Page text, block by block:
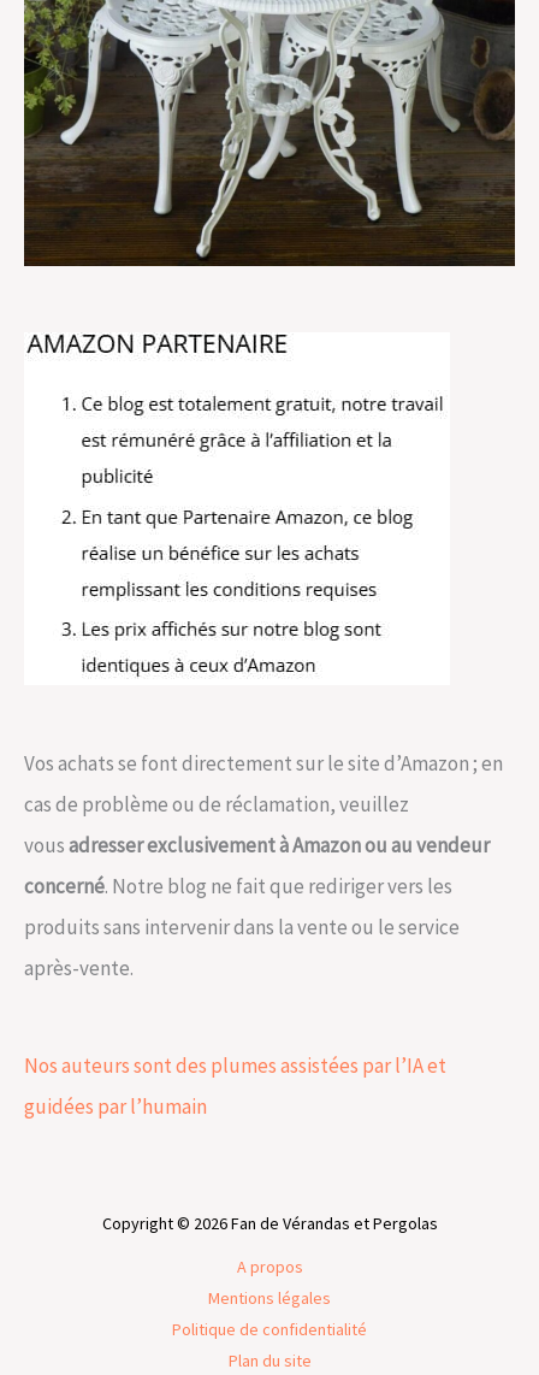
Vos achats se font directement sur le site d’Amazon ; en
cas de problème ou de réclamation, veuillez
vousadresser exclusivement à Amazon ou au vendeur
concerné. Notre blog ne fait que rediriger vers les
produits sans intervenir dans la vente ou le service
après-vente.
Nos auteurs sont des plumes assistées par l’IA et
guidées par l’humain
Copyright © 2026 Fan de Vérandas et Pergolas
A propos
Mentions légales
Politique de confidentialité
Plan du site